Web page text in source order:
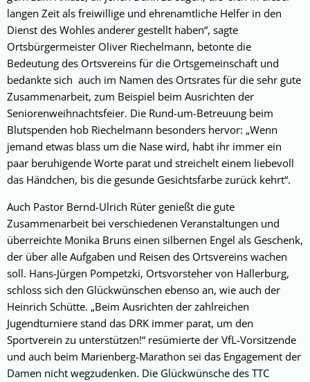
langen Zeit als freiwillige und ehrenamtliche Helfer in den
Dienst des Wohles anderer gestellt haben“, sagte
Ortsbürgermeister Oliver Riechelmann, betonte die
Bedeutung des Ortsvereins für die Ortsgemeinschaft und
bedankte sich auch im Namen des Ortsrates für die sehr gute
Zusammenarbeit, zum Beispiel beim Ausrichten der
Seniorenweihnachtsfeier. Die Rund-um-Betreuung beim
Blutspenden hob Riechelmann besonders hervor: „Wenn
jemand etwas blass um die Nase wird, habt ihr immer ein
paar beruhigende Worte parat und streichelt einem liebevoll
das Händchen, bis die gesunde Gesichtsfarbe zurück kehrt“.
Auch Pastor Bernd-Ulrich Rüter genießt die gute
Zusammenarbeit bei verschiedenen Veranstaltungen und
überreichte Monika Bruns einen silbernen Engel als Geschenk,
der über alle Aufgaben und Reisen des Ortsvereins wachen
soll. Hans-Jürgen Pompetzki, Ortsvorsteher von Hallerburg,
schloss sich den Glückwünschen ebenso an, wie auch der
Heinrich Schütte. „Beim Ausrichten der zahlreichen
Jugendturniere stand das DRK immer parat, um den
Sportverein zu unterstützen!“ resümierte der VfL-Vorsitzende
und auch beim Marienberg-Marathon sei das Engagement der
Damen nicht wegzudenken. Die Glückwünsche des TTC